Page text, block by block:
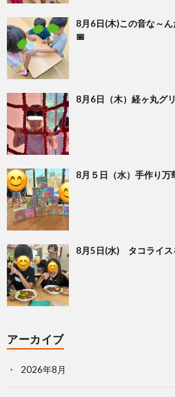
8月6日(木)この音な～
📅
8月6日（木）経ヶ丸グ
8月５日（水）手作り万
8月5日(水) タコライス
アーカイブ
2026年8月